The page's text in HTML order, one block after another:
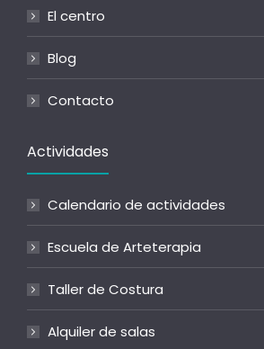
El centro
Blog
Contacto
Actividades
Calendario de actividades
Escuela de Arteterapia
Taller de Costura
Alquiler de salas